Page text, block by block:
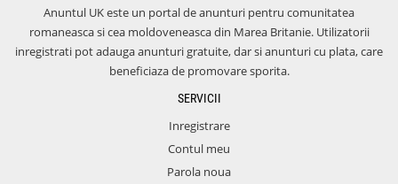
Anuntul UK este un portal de anunturi pentru comunitatea
romaneasca si cea moldoveneasca din Marea Britanie. Utilizatorii
inregistrati pot adauga anunturi gratuite, dar si anunturi cu plata, care
beneficiaza de promovare sporita.
SERVICII
Inregistrare
Contul meu
Parola noua